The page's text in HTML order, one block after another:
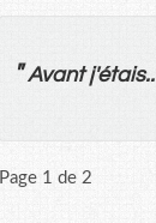
" Avantj'étais..
Page 1 de 2